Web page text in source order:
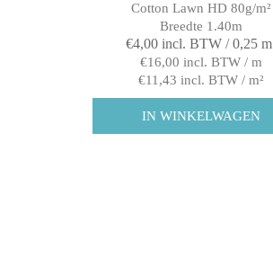
Cotton Lawn HD 80g/m²
Breedte 1.40m
€4,00 incl. BTW / 0,25 m
€16,00 incl. BTW / m
€11,43 incl. BTW / m²